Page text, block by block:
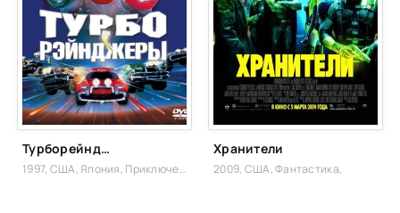
Турборейнджеры
1997, США, Япония, Приключения,
Хранители
2009, США,Фантастика,